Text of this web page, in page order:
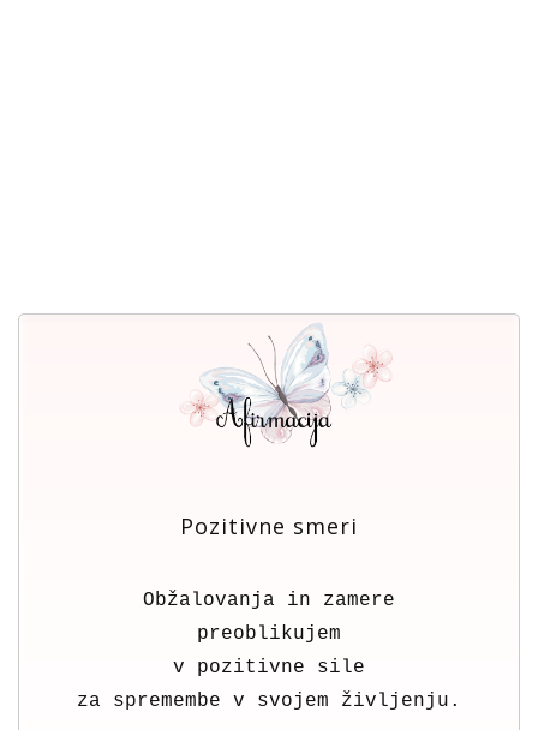
Pozitivne smeri
Obžalovanja in zamere
preoblikujem
v pozitivne sile
za spremembe v svojem življenju.